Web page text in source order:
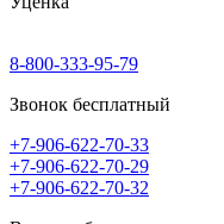
8-800-333-95-79
Звонок бесплатный
+7-906-622-70-33
+7-906-622-70-29
+7-906-622-70-32